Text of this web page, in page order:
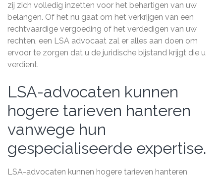
zij zich volledig inzetten voor het behartigen van uw
belangen. Of het nu gaat om het verkrijgen van een
rechtvaardige vergoeding of het verdedigen van uw
rechten, een LSA advocaat zal er alles aan doen om
ervoor te zorgen dat u de juridische bijstand krijgt die u
verdient.
LSA-advocaten kunnen
hogere tarieven hanteren
vanwege hun
gespecialiseerde expertise.
LSA-advocaten kunnen hogere tarieven hanteren